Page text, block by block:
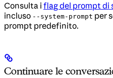
Consulta i flag del prompt di
incluso --system-prompt per
prompt predefinito.
Continuare le